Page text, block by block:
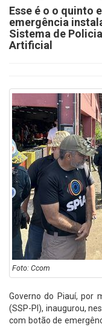
Esse é o o quinto
emergência
Sistema de
Artificial
Foto: Ccom
Governo do Piauí, por
(SSP-PI), inaugurou,
com botão de